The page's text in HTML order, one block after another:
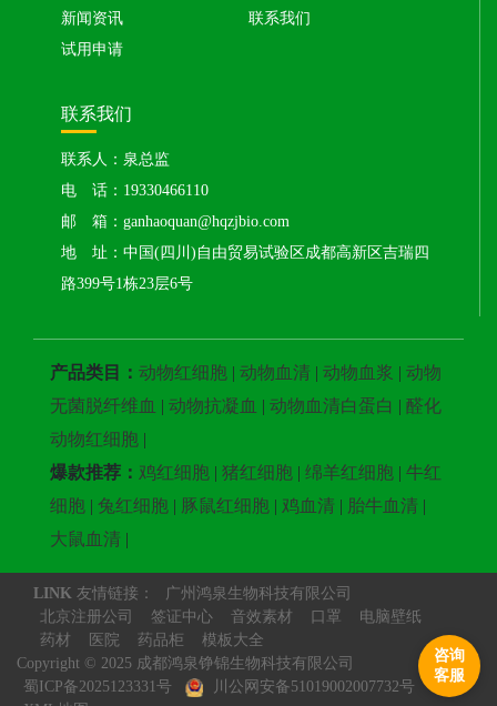
咨询
客服
新闻资讯
联系我们
试用申请
联系我们
联系人：泉总监
电 话：19330466110
邮 箱：ganhaoquan@hqzjbio.com
地 址：中国(四川)自由贸易试验区成都高新区吉瑞四
路399号1栋23层6号
产品类目： 动物红细胞 | 动物血清 | 动物血浆 | 动物
无菌脱纤维血 | 动物抗凝血 | 动物血清白蛋白 | 醛化
动物红细胞 |
爆款推荐： 鸡红细胞 | 猪红细胞 | 绵羊红细胞 | 牛红
细胞 | 兔红细胞 | 豚鼠红细胞 | 鸡血清 | 胎牛血清 |
大鼠血清 |
LINK 友情链接：
广州鸿泉生物科技有限公司
北京注册公司
签证中心 音效素材 口罩
电脑壁纸
药材
医院 药品柜
模板大全
Copyright © 2025 成都鸿泉铮锦生物科技有限公司
蜀ICP备2025123331号
川公网安备51019002007732号